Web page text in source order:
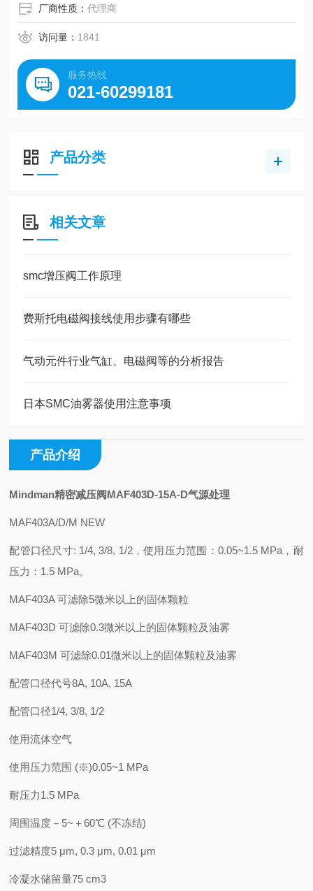
厂商性质：代理商
访问量： 1841
服务热线
021-60299181
产品分类
相关文章
smc增压阀工作原理
费斯托电磁阀接线使用步骤有哪些
气动元件行业气缸、电磁阀等的分析报告
日本SMC油雾器使用注意事项
产品介绍
Mindman精密减压阀MAF403D-15A-D气源处理
MAF403A/D/M NEW
配管口径尺寸: 1/4, 3/8, 1/2，使用压力范围：0.05~1.5 MPa，耐
压力：1.5 MPa。
MAF403A 可滤除5微米以上的固体颗粒
MAF403D 可滤除0.3微米以上的固体颗粒及油雾
MAF403M 可滤除0.01微米以上的固体颗粒及油雾
配管口径代号8A, 10A, 15A
配管口径1/4, 3/8, 1/2
使用流体空气
使用压力范围 (※)0.05~1 MPa
耐压力1.5 MPa
周围温度 －5~＋60℃ (不冻结)
过滤精度5 μm, 0.3 μm, 0.01 μm
冷凝水储留量75 cm3